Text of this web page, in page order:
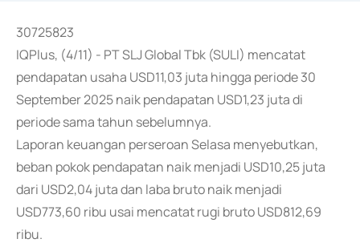
30725823
IQPlus, (4/11) - PT SLJ Global Tbk (SULI) mencatat
pendapatan usaha USD11,03 juta hingga periode 30
September 2025 naik pendapatan USD1,23 juta di
periode sama tahun sebelumnya.
Laporan keuangan perseroan Selasa menyebutkan,
beban pokok pendapatan naik menjadi USD10,25 juta
dari USD2,04 juta dan laba bruto naik menjadi
USD773,60 ribu usai mencatat rugi bruto USD812,69
ribu.